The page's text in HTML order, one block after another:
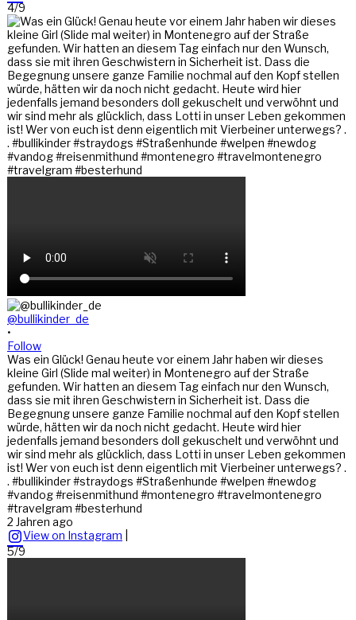
4/9
@bullikinder_de
•
Follow
Was ein Glück! Genau heute vor einem Jahr haben wir dieses
kleine Girl (Slide mal weiter) in Montenegro auf der Straße
gefunden. Wir hatten an diesem Tag einfach nur den Wunsch,
dass sie mit ihren Geschwistern in Sicherheit ist. Dass die
Begegnung unsere ganze Familie nochmal auf den Kopf stellen
würde, hätten wir da noch nicht gedacht. Heute wird hier
jedenfalls jemand besonders doll gekuschelt und verwöhnt und
wir sind mehr als glücklich, dass Lotti in unser Leben gekommen
ist! Wer von euch ist denn eigentlich mit Vierbeiner unterwegs? .
. #bullikinder #straydogs #Straßenhunde #welpen #newdog
#vandog #reisenmithund #montenegro #travelmontenegro
#travelgram #besterhund
2 Jahren ago
View on Instagram
5/9